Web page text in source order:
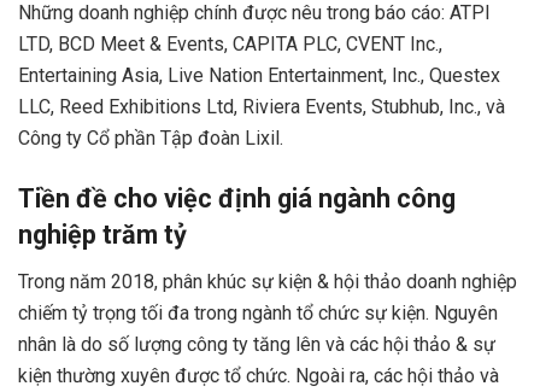
Những doanh nghiệp chính được nêu trong báo cáo: ATPI
LTD, BCD Meet & Events, CAPITA PLC, CVENT Inc.,
Entertaining Asia, Live Nation Entertainment, Inc., Questex
LLC, Reed Exhibitions Ltd, Riviera Events, Stubhub, Inc., và
Công ty Cổ phần Tập đoàn Lixil.
Tiền đề cho việc định giá ngành công
nghiệp trăm tỷ
Trong năm 2018, phân khúc sự kiện & hội thảo doanh nghiệp
chiếm tỷ trọng tối đa trong ngành tổ chức sự kiện. Nguyên
nhân là do số lượng công ty tăng lên và các hội thảo & sự
kiện thường xuyên được tổ chức. Ngoài ra, các hội thảo và